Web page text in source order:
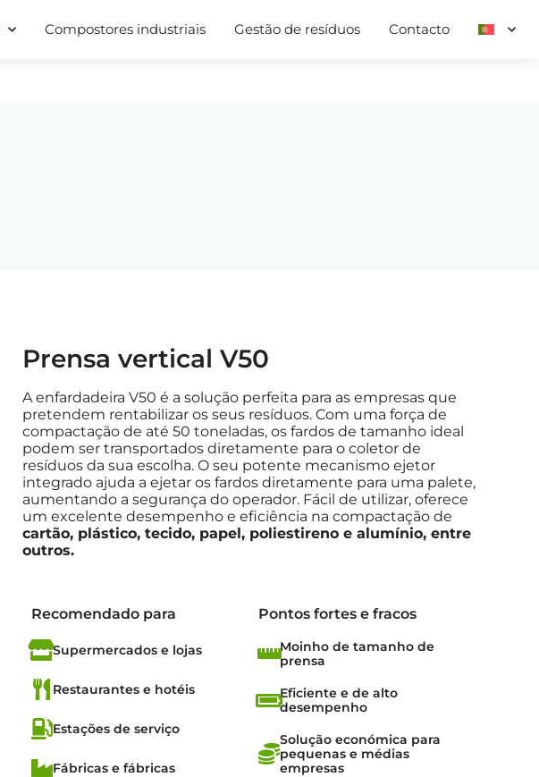
Compostores industriais Gestão de resíduos Contacto
Prensa vertical V50
A enfardadeira V50 é a solução perfeita para as empresas que
pretendem rentabilizar os seus resíduos. Com uma força de
compactação de até 50 toneladas, os fardos de tamanho ideal
podem ser transportados diretamente para o coletor de
resíduos da sua escolha. O seu potente mecanismo ejetor
integrado ajuda a ejetar os fardos diretamente para uma palete,
aumentando a segurança do operador. Fácil de utilizar, oferece
um excelente desempenho e eficiência na compactação de
cartão, plástico, tecido, papel, poliestireno e alumínio, entre
outros.
Recomendado para
Supermercados e lojas
Restaurantes e hotéis
Estações de serviço
Fábricas e fábricas
Pontos fortes e fracos
Moinho de tamanho de
prensa
Eficiente e de alto
desempenho
Solução económica para
pequenas e médias
empresas